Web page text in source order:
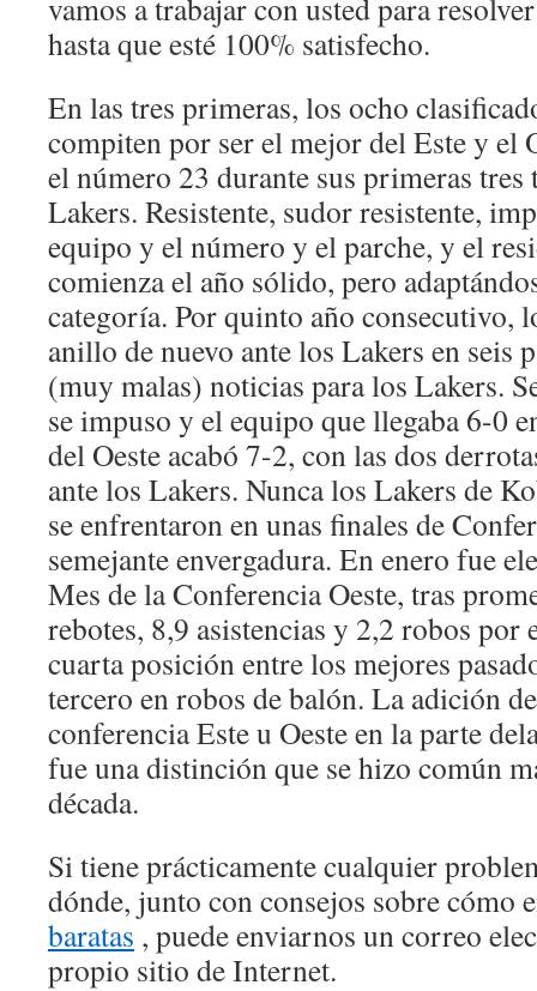
vamos a trabajar con usted para
hasta que esté 100% satisfecho.
En las tres primeras, los ocho
compiten por ser el mejor del Este y el
el número 23 durante sus primeras tres
Lakers. Resistente, sudor resistente,
equipo y el número y el parche, y el
comienza el año sólido, pero
categoría. Por quinto año consecutivo,
anillo de nuevo ante los Lakers en seis
(muy malas) noticias para los Lakers.
se impuso y el equipo que llegaba 6-0
del Oeste acabó 7-2, con las dos
ante los Lakers. Nunca los Lakers de
se enfrentaron en unas finales de
semejante envergadura. En enero fue
Mes de la Conferencia Oeste, tras
rebotes, 8,9 asistencias y 2,2 robos por
cuarta posición entre los mejores
tercero en robos de balón. La adición
conferencia Este u Oeste en la parte
fue una distinción que se hizo común
década.
Si tiene prácticamente cualquier
dónde, junto con consejos sobre cómo
baratas , puede enviarnos un correo
propio sitio de Internet.